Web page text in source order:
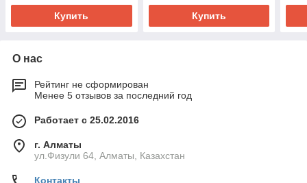
Купить Купить
О нас
Рейтинг не сформирован
Менее 5 отзывов за последний год
Работает с 25.02.2016
г. Алматы
ул.Физули 64, Алматы, Казахстан
Контакты